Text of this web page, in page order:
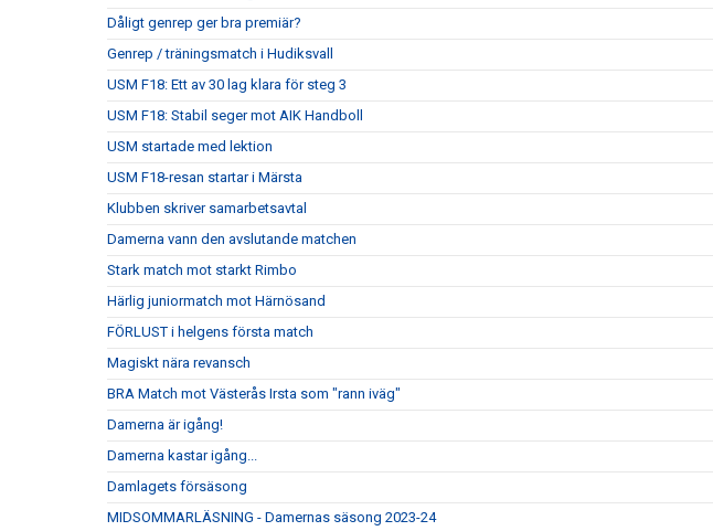
Dåligt genrep ger bra premiär?
Genrep / träningsmatch i Hudiksvall
USM F18: Ett av 30 lag klara för steg 3
USM F18: Stabil seger mot AIK Handboll
USM startade med lektion
USM F18-resan startar i Märsta
Klubben skriver samarbetsavtal
Damerna vann den avslutande matchen
Stark match mot starkt Rimbo
Härlig juniormatch mot Härnösand
FÖRLUST i helgens första match
Magiskt nära revansch
BRA Match mot Västerås Irsta som "rann iväg"
Damerna är igång!
Damerna kastar igång...
Damlagets försäsong
MIDSOMMARLÄSNING - Damernas säsong 2023-24